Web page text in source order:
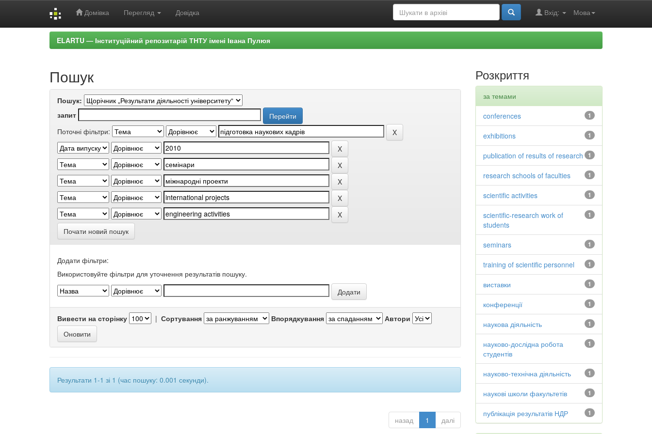
Домівка Перегляд Довідка Мова
Вхід:
ELARTU — Інституційний репозитарій ТНТУ імені Івана Пулюя
Пошук
Пошук:
запит
Поточні фільтри:
Почати новий пошук
Додати фільтри:
Використовуйте фільтри для уточнення результатів пошуку.
Вивести на сторінку | Сортування Впорядкування Автори
Результати 1-1 зі 1 (час пошуку: 0.001 секунди).
назад 1 далі
Розкриття
за темами
1
conferences
1
exhibitions
1
publication of results of research
1
research schools of faculties
1
scientific activities
1
scientific-research work of
students
1
seminars
1
training of scientific personnel
1
виставки
1
конференції
1
наукова діяльність
1
науково-дослідна робота
студентів
1
науково-технічна діяльність
1
наукові школи факультетів
1
публікація результатів НДР